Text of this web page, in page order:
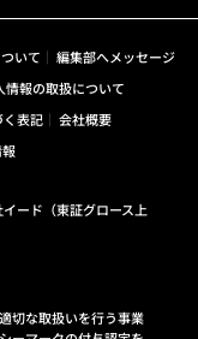
いて
編集部へメッセージ
情報の取扱について
表記
会社概要
ード（東証グロース上
切な取扱いを行う事業